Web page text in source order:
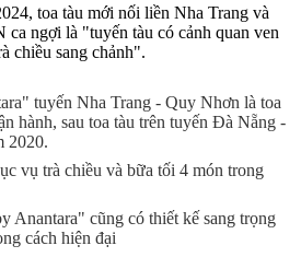
toa tàu mới nối liền Nha Trang và
ngợi là "tuyến tàu có cảnh quan ven
chiều sang chảnh".
tuyến Nha Trang - Quy Nhơn là toa
hành, sau toa tàu trên tuyến Đà Nẵng -
2020.
vụ trà chiều và bữa tối 4 món trong
Anantara" cũng có thiết kế sang trọng
cách hiện đại